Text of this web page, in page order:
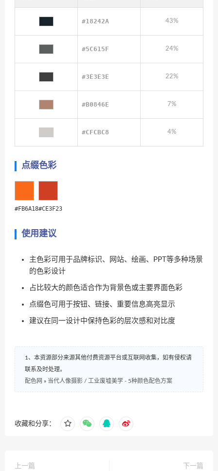
#18242A 43%
#5C615F 24%
#3E3E3E 22%
#B0846E 7%
#CFCBC8 4%
点缀色彩
#FB6A18#CE3F23
使用建议
主色彩可用于品牌标识、网站、绘画、PPT等多种场景
的色彩设计
占比较大的颜色适合作为背景色或主要界面色彩
点缀色可用于按钮、链接、重要信息高亮显示
建议在同一设计中保持色彩的层次感和对比度
1、本资源部分来源其他付费资源平台或互联网收集，如有侵权请
联系及时处理。
配色网 » 当代人像摄影 / 工业废墟美学 - 5种颜色配色方案
收藏和分享：
上一篇
下一篇